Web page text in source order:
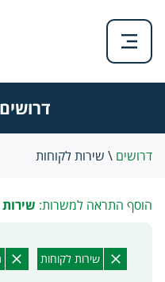
דרושים \ שירות לקוחות
הוסף התראה למשרות:
שירות לקוחות